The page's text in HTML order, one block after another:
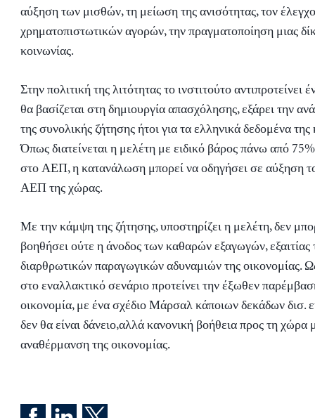
αύξηση των μισθών, τη μείωση της ανισότητας, τον
χρηματοπιστωτικών αγορών, την πραγματοποίηση μιας
κοινωνίας.
Στην πολιτική της λιτότητας το ινστιτούτο αντιπροτείνει
θα βασίζεται στη δημιουργία απασχόλησης, εξάρει την
της συνολικής ζήτησης ήτοι για τα ελληνικά δεδομένα
Όπως διατείνεται η μελέτη με ειδικό βάρος πάνω από
στο ΑΕΠ, η κατανάλωση μπορεί να οδηγήσει σε αύξηση
ΑΕΠ της χώρας.
Με την κάμψη της ζήτησης, υποστηρίζει η μελέτη, δεν
βοηθήσει ούτε η άνοδος των καθαρών εξαγωγών, εξαιτίας
διαρθρωτικών παραγωγικών αδυναμιών της οικονομίας.
στο εναλλακτικό σενάριο προτείνει την έξωθεν
οικονομία, με ένα σχέδιο Μάρσαλ κάποιων δεκάδων δισ.
δεν θα είναι δάνειο,αλλά κανονική βοήθεια προς τη χώρα
αναθέρμανση της οικονομίας.